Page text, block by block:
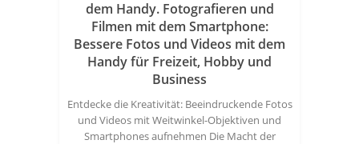
dem Handy. Fotografieren und
Filmen mit dem Smartphone:
Bessere Fotos und Videos mit dem
Handy für Freizeit, Hobby und
Business
Entdecke die Kreativität: Beeindruckende Fotos
und Videos mit Weitwinkel-Objektiven und
Smartphones aufnehmen Die Macht der